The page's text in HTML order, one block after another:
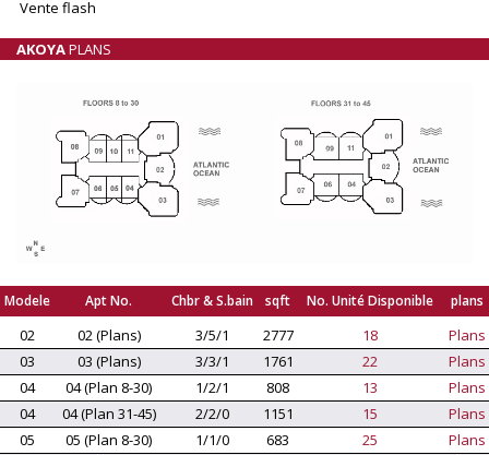
Vente flash
AKOYAPLANS
Modele Apt No. Chbr & S.bain sqft No. Unité Disponible plans
02 02 (Plans) 3/5/1 2777 18
Plans
03
03 (Plans) 3/3/1 1761 22
Plans
04
04 (Plan 8-30) 1/2/1 808 13
Plans
04
04 (Plan 31-45) 2/2/0 1151 15
Plans
05
05 (Plan 8-30) 1/1/0 683 25
Plans